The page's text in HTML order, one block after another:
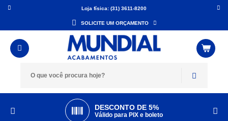
Loja física: (31) 3611-8200
SOLICITE UM ORÇAMENTO
DESCONTO DE 5%
Válido para PIX e boleto